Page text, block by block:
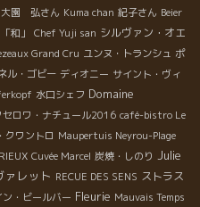
大園 弘さん Kuma chan 紀子さん Beier
和」 Chef Yuji san シルヴァン・オエ
Grand Cru ユンヌ・トランシュ ポ
ル・ゴビー ディオニー サイント・ヴィ
水口シェフ Domaine
セロワ・ナチュール2016 café-bistro Le
クワントロ Maupertuis Neyrou-Plage
Cuvée Marcel 炭焼・しのり Julie
ァレット RECUE DES SENS ストラス
ン・ビールバー Fleurie Mauvais Temps